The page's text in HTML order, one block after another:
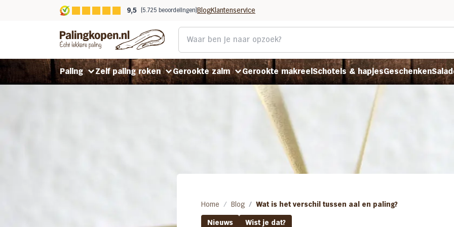
9,5 (5.725 beoordelingen) BlogKlantenservice
Paling Zelf paling roken Gerookte zalm Gerookte makreelSchotels & hapjesGeschenken
Home Blog Wat is het verschil tussen aal en paling?
Nieuws Wist je dat?